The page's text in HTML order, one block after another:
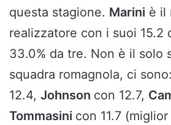
questa stagione. Marini è il
realizzatore con i suoi 15.2
33.0% da tre. Non è il solo
squadra romagnola, ci sono:
12.4, Johnson con 12.7,
Tommasini con 11.7